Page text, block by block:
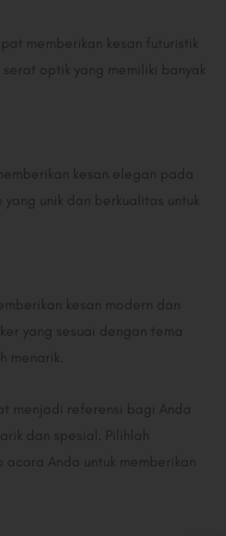
memberikan kesan futuristik
optik yang memiliki banyak
kesan elegan pada
unik dan berkualitas untuk
kesan modern dan
yang sesuai dengan tema
menarik.
menjadi referensi bagi Anda
dan spesial. Pilihlah
acara Anda untuk memberikan